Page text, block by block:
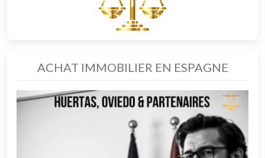
ACHAT IMMOBILIER EN ESPAGNE